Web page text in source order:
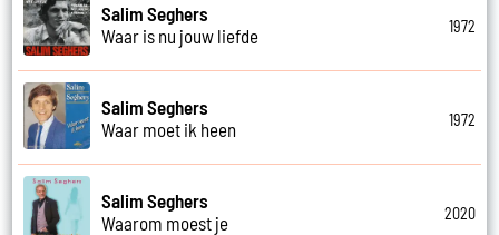
Salim Seghers
Waar is nu jouw liefde
1972
Salim Seghers
Waar moet ik heen
1972
Salim Seghers
Waarom moest je
2020